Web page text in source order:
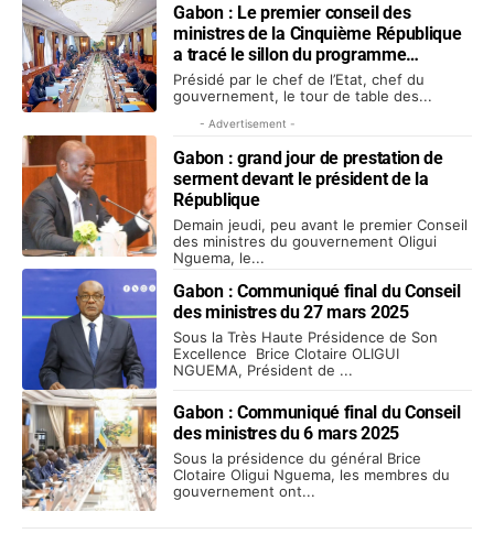
Gabon : Le premier conseil des
ministres de la Cinquième République
a tracé le sillon du programme
gouvernemental
Présidé par le chef de l’Etat, chef du
gouvernement, le tour de table des...
- Advertisement -
Gabon : grand jour de prestation de
serment devant le président de la
République
Demain jeudi, peu avant le premier Conseil
des ministres du gouvernement Oligui
Nguema, le...
Gabon : Communiqué final du Conseil
des ministres du 27 mars 2025
Sous la Très Haute Présidence de Son
Excellence Brice Clotaire OLIGUI
NGUEMA, Président de ...
Gabon : Communiqué final du Conseil
des ministres du 6 mars 2025
Sous la présidence du général Brice
Clotaire Oligui Nguema, les membres du
gouvernement ont...